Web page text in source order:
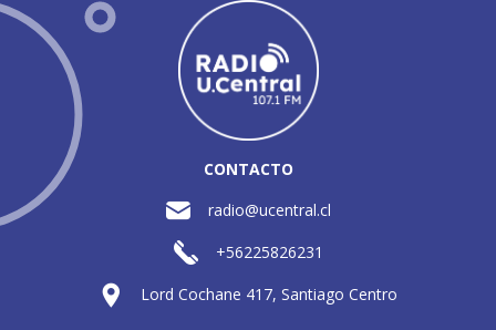
CONTACTO
radio@ucentral.cl
+56225826231
Lord Cochane 417, Santiago Centro